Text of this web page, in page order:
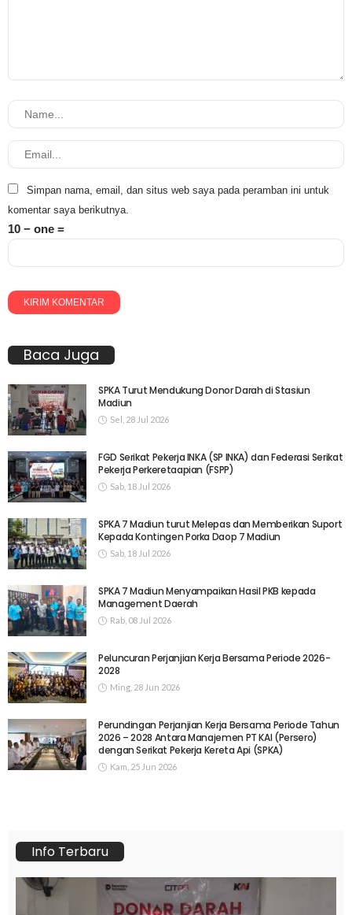
Simpan nama, email, dan situs web saya pada peramban ini untuk
komentar saya berikutnya.
10 − one =
Baca Juga
SPKA Turut Mendukung Donor Darah di Stasiun
Madiun
Sel, 28 Jul 2026
FGD Serikat Pekerja INKA (SP INKA) dan Federasi Serikat
Pekerja Perkeretaapian (FSPP)
Sab, 18 Jul 2026
SPKA 7 Madiun turut Melepas dan Memberikan Suport
Kepada Kontingen Porka Daop 7 Madiun
Sab, 18 Jul 2026
SPKA 7 Madiun Menyampaikan Hasil PKB kepada
Management Daerah
Rab, 08 Jul 2026
Peluncuran Perjanjian Kerja Bersama Periode 2026-
2028
Ming, 28 Jun 2026
Perundingan Perjanjian Kerja Bersama Periode Tahun
2026 – 2028 Antara Manajemen PT KAI (Persero)
dengan Serikat Pekerja Kereta Api (SPKA)
Kam, 25 Jun 2026
Info Terbaru